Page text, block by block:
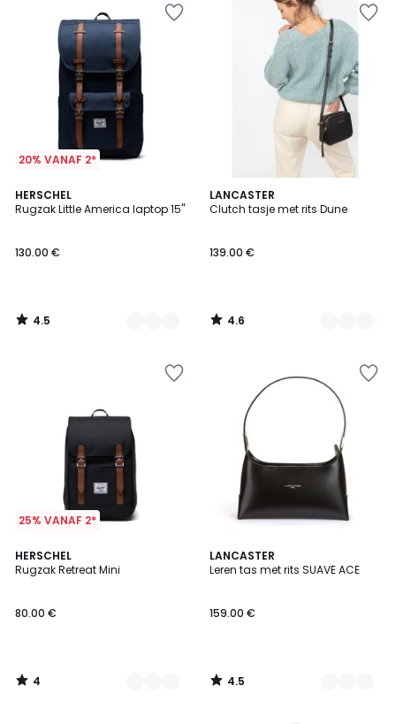
20% VANAF 2*
HERSCHEL
Rugzak Little America laptop 15''
130.00 €
4.5
/ 5
3
Kleuren
4.5
/
LANCASTER
Clutch tasje met rits Dune
139.00 €
4.6
/ 5
2
Kleuren
4.6
/
25% VANAF 2*
HERSCHEL
Rugzak Retreat Mini
80.00 €
4
/
2
Kleuren
4
/
LANCASTER
Leren tas met rits SUAVE ACE
159.00 €
4.5
/ 5
2
Kleuren
4.5
/